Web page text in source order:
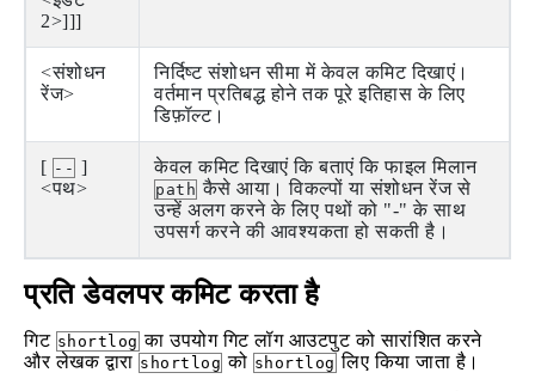
2>]]]
<संशोधन
रेंज>
निर्दिष्ट संशोधन सीमा में केवल कमिट दिखाएं।
वर्तमान प्रतिबद्ध होने तक पूरे इतिहास के लिए
डिफ़ॉल्ट।
[ -- ]
<पथ>
केवल कमिट दिखाएं कि बताएं कि फाइल मिलान
path कैसे आया। विकल्पों या संशोधन रेंज से
उन्हें अलग करने के लिए पथों को "-" के साथ
उपसर्ग करने की आवश्यकता हो सकती है।
प्रति डेवलपर कमिट करता है
गिट shortlog का उपयोग गिट लॉग आउटपुट को सारांशित करने
और लेखक द्वारा shortlog को shortlog लिए किया जाता है।